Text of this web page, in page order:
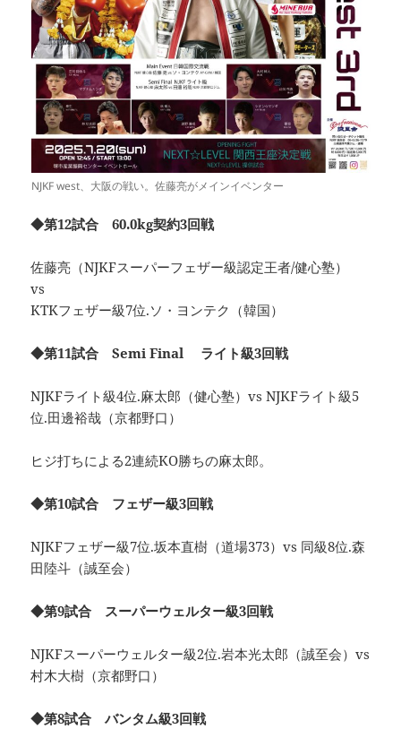
NJKF west、大阪の戦い。佐藤亮がメインイベンター
◆第12試合 60.0kg契約3回戦
佐藤亮（NJKFスーパーフェザー級認定王者/健心塾）
vs
KTKフェザー級7位.ソ・ヨンテク（韓国）
◆第11試合 Semi Final ライト級3回戦
NJKFライト級4位.麻太郎（健心塾）vs NJKFライト級5
位.田邊裕哉（京都野口）
ヒジ打ちによる2連続KO勝ちの麻太郎。
◆第10試合 フェザー級3回戦
NJKFフェザー級7位.坂本直樹（道場373）vs 同級8位.森
田陸斗（誠至会）
◆第9試合 スーパーウェルター級3回戦
NJKFスーパーウェルター級2位.岩本光太郎（誠至会）vs
村木大樹（京都野口）
◆第8試合 バンタム級3回戦